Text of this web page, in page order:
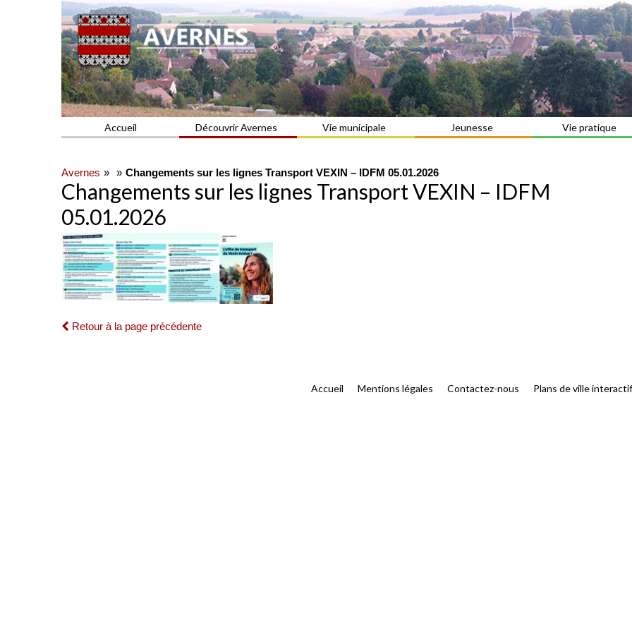
AVERNES
Commune du Val d'Oise
Accueil Découvrir Avernes Vie municipale Jeunesse Vie pratique
Avernes Changements sur les lignes Transport VEXIN – IDFM 05.01.2026
Changements sur les lignes Transport VEXIN – IDFM
05.01.2026
Retour à la page précédente
Accueil Mentions légales Contactez-nous Plans de ville